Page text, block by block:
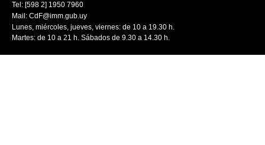
Tel: [598 2] 1950 7960
Mail: CdF@imm.gub.uy
Lunes, miércoles, jueves, viernes: de 10 a 19.30 h.
Martes: de 10 a 21 h. Sábados de 9.30 a 14.30 h.